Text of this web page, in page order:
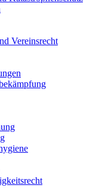
Vereinsrecht